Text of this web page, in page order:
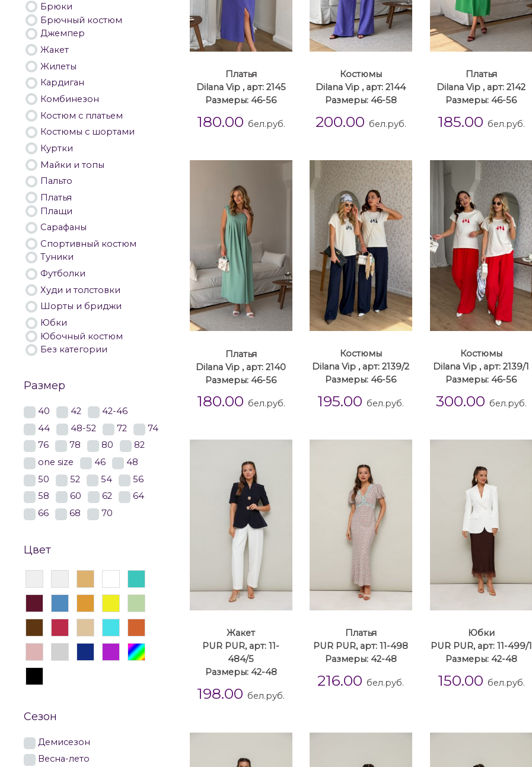
Платья
Dilana Vip , арт: 2145
Размеры: 46-56
180.00 бел.руб.
Костюмы
Dilana Vip , арт: 2144
Размеры: 46-58
200.00 бел.руб.
Платья
Dilana Vip , арт: 2142
Размеры: 46-56
185.00 бел.руб.
Платья
Dilana Vip , арт: 2140
Размеры: 46-56
180.00 бел.руб.
Костюмы
Dilana Vip , арт: 2139/2
Размеры: 46-56
195.00 бел.руб.
Костюмы
Dilana Vip , арт: 2139/1
Размеры: 46-56
300.00 бел.руб.
Жакет
PUR PUR, арт: 11-
484/5
Размеры: 42-48
198.00 бел.руб.
Платья
PUR PUR, арт: 11-498
Размеры: 42-48
216.00 бел.руб.
Юбки
PUR PUR, арт: 11-499/1
Размеры: 42-48
150.00 бел.руб.
Брюки
Брючный костюм
Джемпер
Жакет
Жилеты
Кардиган
Комбинезон
Костюм с платьем
Костюмы с шортами
Куртки
Майки и топы
Пальто
Платья
Плащи
Сарафаны
Спортивный костюм
Туники
Футболки
Худи и толстовки
Шорты и бриджи
Юбки
Юбочный костюм
Без категории
Размер
40 42
42-46
44
48-52 72
74
76
78 80
82
one size
46
48
50
52 54
56
58
60 62
64
66
68 70
Цвет
Сезон
Демисезон
Весна-лето